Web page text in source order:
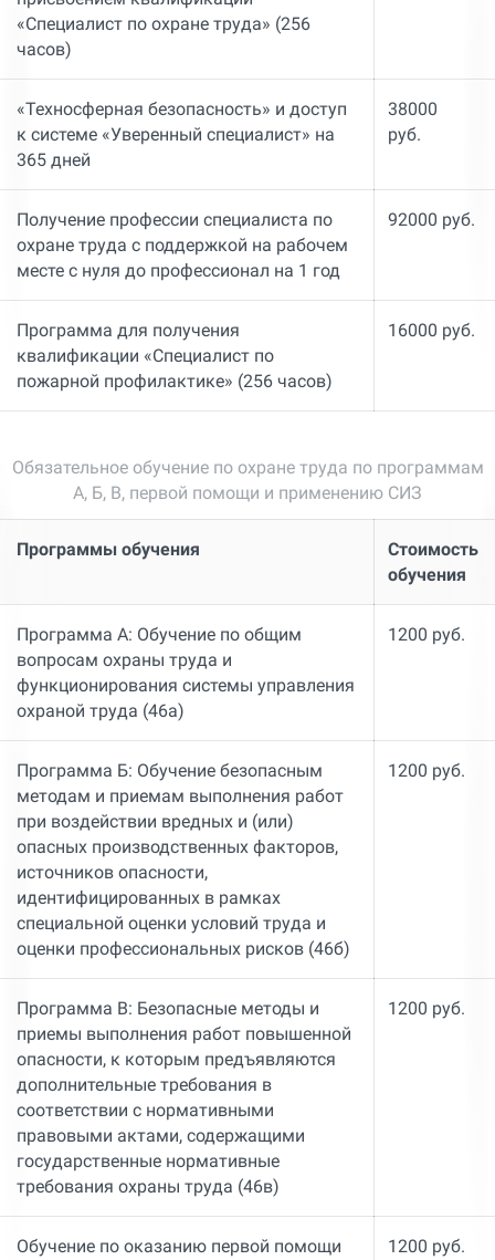
«Специалист по охране труда» (256
часов)
«Техносферная безопасность» и доступ
к системе «Уверенный специалист» на
365 дней
38000
руб.
Получение профессии специалиста по
охране труда с поддержкой на рабочем
месте с нуля до профессионал на 1 год
92000 руб.
Программа для получения
квалификации «Специалист по
пожарной профилактике» (256 часов)
16000 руб.
Обязательное обучение по охране труда по программам
А, Б, В, первой помощи и применению СИЗ
Программы обучения
Стоимость
обучения
Программа А: Обучение по общим
вопросам охраны труда и
функционирования системы управления
охраной труда (46а)
1200 руб.
Программа Б: Обучение безопасным
методам и приемам выполнения работ
при воздействии вредных и (или)
опасных производственных факторов,
источников опасности,
идентифицированных в рамках
специальной оценки условий труда и
оценки профессиональных рисков (46б)
1200 руб.
Программа В: Безопасные методы и
приемы выполнения работ повышенной
опасности, к которым предъявляются
дополнительные требования в
соответствии с нормативными
правовыми актами, содержащими
государственные нормативные
требования охраны труда (46в)
1200 руб.
Обучение по оказанию первой помощи
1200 руб.